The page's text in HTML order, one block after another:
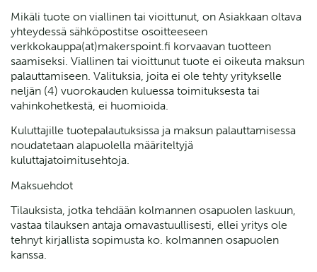
Mikäli tuote on viallinen tai vioittunut, on Asiakkaan oltava
yhteydessä sähköpostitse osoitteeseen
verkkokauppa(at)makerspoint.fi korvaavan tuotteen
saamiseksi. Viallinen tai vioittunut tuote ei oikeuta maksun
palauttamiseen. Valituksia, joita ei ole tehty yritykselle
neljän (4) vuorokauden kuluessa toimituksesta tai
vahinkohetkestä, ei huomioida.
Kuluttajille tuotepalautuksissa ja maksun palauttamisessa
noudatetaan alapuolella määriteltyjä
kuluttajatoimitusehtoja.
Maksuehdot
Tilauksista, jotka tehdään kolmannen osapuolen laskuun,
vastaa tilauksen antaja omavastuullisesti, ellei yritys ole
tehnyt kirjallista sopimusta ko. kolmannen osapuolen
kanssa.